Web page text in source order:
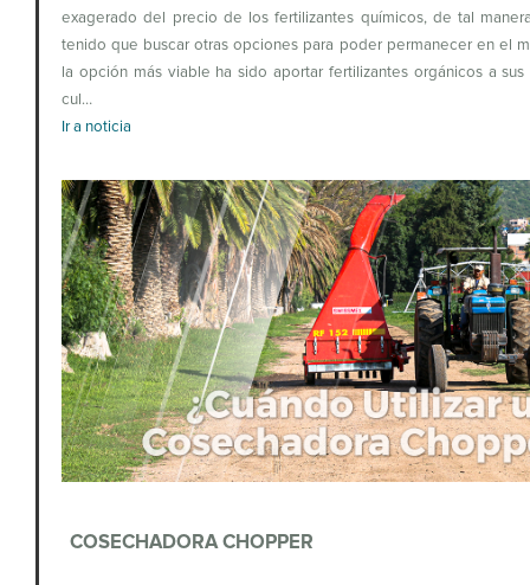
exagerado del precio de los fertilizantes químicos, de tal
tenido que buscar otras opciones para poder permanecer en el
la opción más viable ha sido aportar fertilizantes orgánicos a sus
cul…
Ir a noticia
COSECHADORA CHOPPER